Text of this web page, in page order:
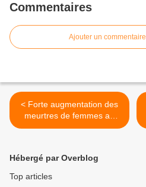
Commentaires
Ajouter un commentaire
< Forte augmentation des
meurtres de femmes au
Mexique
Hébergé par Overblog
Top articles